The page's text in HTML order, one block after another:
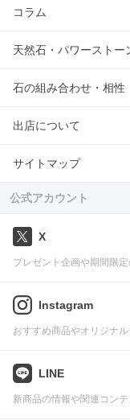
コラム
天然石・パワーストー
石の組み合わせ・相性
出店について
サイトマップ
公式アカウント
X
プレゼント企画や期間限
Instagram
おすすめ商品やオリジナ
LINE
新商品の情報や関連コン